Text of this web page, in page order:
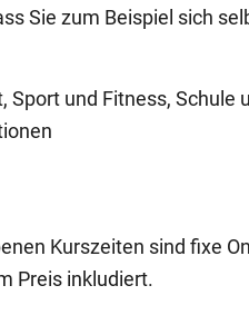
Sie zum Beispiel sich
und Fitness,
Kurszeiten sind fixe
Preis inkludiert.